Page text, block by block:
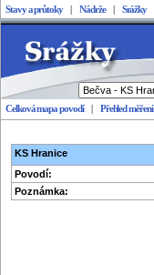
Stavy a průtoky Nádrže Srážky
Celková mapa povodí Přehled měření
KS Hranice
Povodí:
Poznámka: